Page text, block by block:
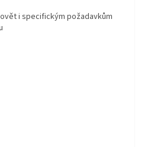
i specifickým požadavkům
je 5 z 5 hvězdiček.
je 5 z 5 hvězdiček.